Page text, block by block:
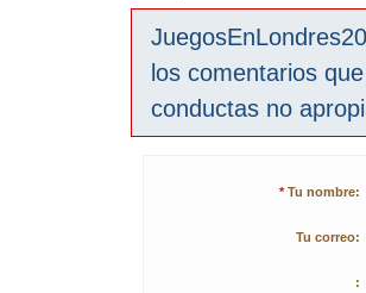
los comentarios
conductas no
* Tu nombre:
Tu correo:
: